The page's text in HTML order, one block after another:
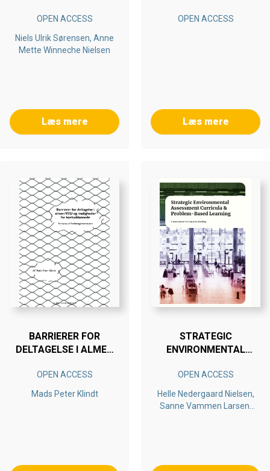
OPEN ACCESS
Niels Ulrik Sørensen, Anne
Mette Winneche Nielsen
Læs mere
REFLECTIVE
OPEN ACCESS
Læs mere
BARRIERER FOR
DELTAGELSE I ALMEN
FOR KORTUDDANNEDE
OPEN ACCESS
Mads Peter Klindt
STRATEGIC
ENVIRONMENTAL
CURRICULA &
PROBLEM-BASED
LEARNING
OPEN ACCESS
Helle Nedergaard Nielsen,
Sanne Vammen Larsen,